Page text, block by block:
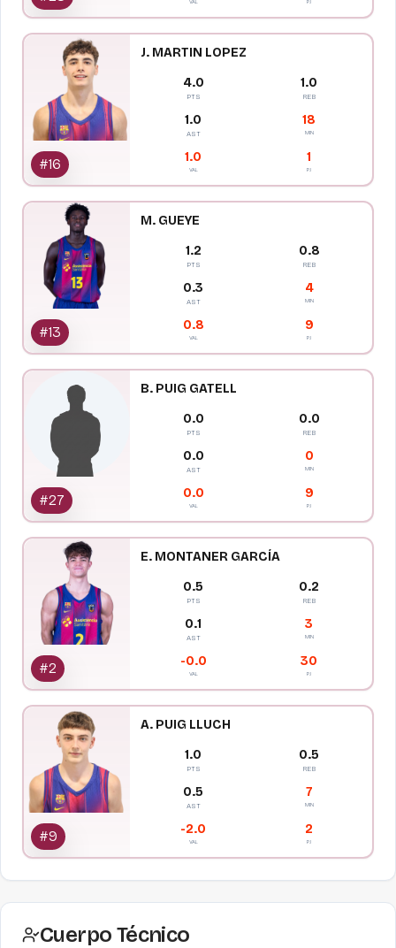
VAL PJ
#16
J. MARTIN LOPEZ
4.0
PTS
1.0
REB
1.0
AST
18
MIN
1.0
VAL
1
PJ
#13
M. GUEYE
1.2
PTS
0.8
REB
0.3
AST
4
MIN
0.8
VAL
9
PJ
#27
B. PUIG GATELL
0.0
PTS
0.0
REB
0.0
AST
0
MIN
0.0
VAL
9
PJ
#2
E. MONTANER GARCÍA
0.5
PTS
0.2
REB
0.1
AST
3
MIN
-0.0
VAL
30
PJ
#9
A. PUIG LLUCH
1.0
PTS
0.5
REB
0.5
AST
7
MIN
-2.0
VAL
2
PJ
Cuerpo Técnico